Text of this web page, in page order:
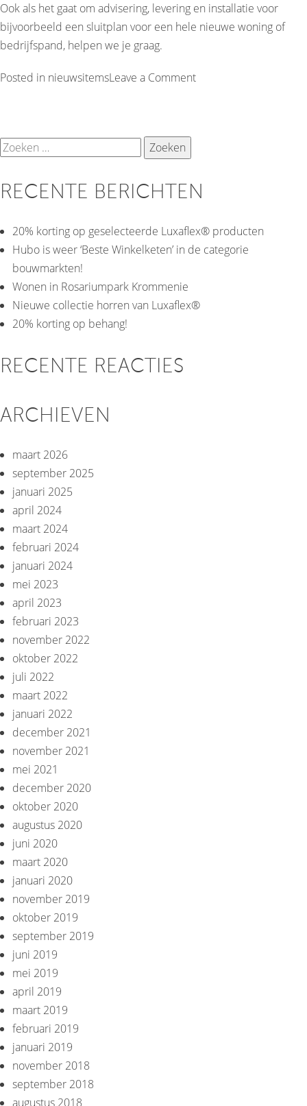
Ook als het gaat om advisering, levering en installatie voor
bijvoorbeeld een sluitplan voor een hele nieuwe woning of
bedrijfspand, helpen we je graag.
Posted in nieuwsitemsLeave a Commenton
Zoeken
RECENTE BERICHTEN
20% korting op geselecteerde Luxaflex® producten
Hubo is weer ‘Beste Winkelketen’ in de categorie
bouwmarkten!
Wonen in Rosariumpark Krommenie
Nieuwe collectie horren van Luxaflex®
20% korting op behang!
RECENTE REACTIES
ARCHIEVEN
maart 2026
september 2025
januari 2025
april 2024
maart 2024
februari 2024
januari 2024
mei 2023
april 2023
februari 2023
november 2022
oktober 2022
juli 2022
maart 2022
januari 2022
december 2021
november 2021
mei 2021
december 2020
oktober 2020
augustus 2020
juni 2020
maart 2020
januari 2020
november 2019
oktober 2019
september 2019
juni 2019
mei 2019
april 2019
maart 2019
februari 2019
januari 2019
november 2018
september 2018
augustus 2018